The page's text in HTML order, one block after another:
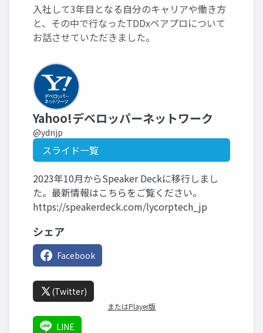
入社して3年目となる自分のキャリアや働き方
と、その中で行なったTDDxペアプロについて
お話させていただきました。
Yahoo!デベロッパーネットワーク
@ydnjp
スライド一覧
2023年10月からSpeaker Deckに移行しまし
た。最新情報はこちらをご覧ください。
https://speakerdeck.com/lycorptech_jp
シェア
Facebook
(Twitter)
またはPlayer版
LINE